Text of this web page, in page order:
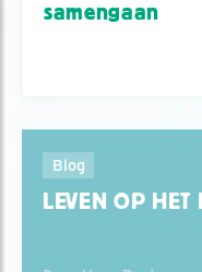
samengaan
Blog
LEVEN OP HET